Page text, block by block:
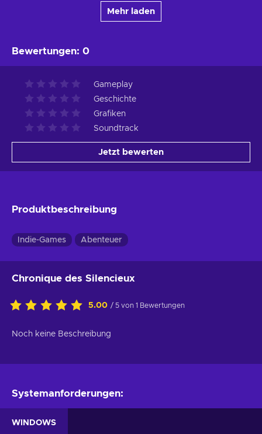
Mehr laden
Bewertungen: 0
Gameplay
Geschichte
Grafiken
Soundtrack
Jetzt bewerten
Produktbeschreibung
Indie-Games Abenteuer
Chronique des Silencieux
5.00 / 5 von 1 Bewertungen
Noch keine Beschreibung
Systemanforderungen:
WINDOWS